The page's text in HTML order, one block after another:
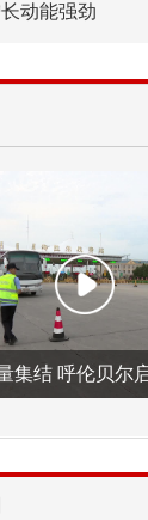
动能强劲